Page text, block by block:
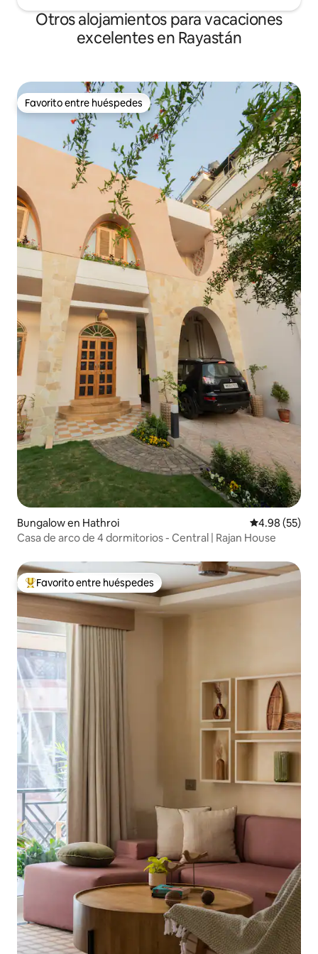
Otros alojamientos para vacaciones
excelentes en Rayastán
Favorito entre huéspedes
Favorito entre huéspedes
Bungalow en Hathroi Calificación
4.98 (55)
Casa de arco de 4 dormitorios - Central | Rajan House
Favorito entre huéspedes preferido
Favorito entre huéspedes